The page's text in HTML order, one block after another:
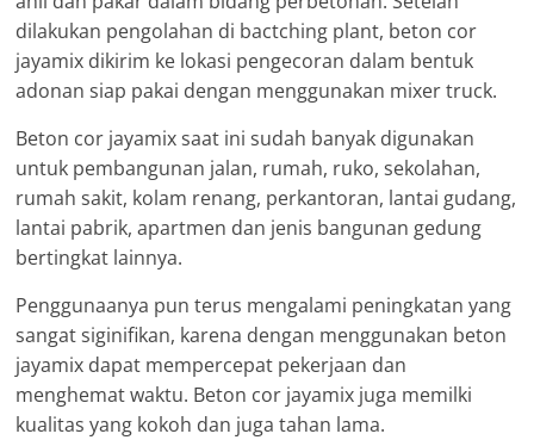
dilakukan pengolahan di bactching plant, beton cor
jayamix dikirim ke lokasi pengecoran dalam bentuk
adonan siap pakai dengan menggunakan mixer truck.
Beton cor jayamix saat ini sudah banyak digunakan
untuk pembangunan jalan, rumah, ruko, sekolahan,
rumah sakit, kolam renang, perkantoran, lantai gudang,
lantai pabrik, apartmen dan jenis bangunan gedung
bertingkat lainnya.
Penggunaanya pun terus mengalami peningkatan yang
sangat siginifikan, karena dengan menggunakan beton
jayamix dapat mempercepat pekerjaan dan
menghemat waktu. Beton cor jayamix juga memilki
kualitas yang kokoh dan juga tahan lama.